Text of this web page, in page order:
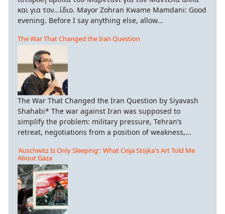
και για τον...ίδιο. Mayor Zohran Kwame Mamdani: Good
evening. Before I say anything else, allow...
The War That Changed the Iran Question
The War That Changed the Iran Question by Siyavash
Shahabi* The war against Iran was supposed to
simplify the problem: military pressure, Tehran’s
retreat, negotiations from a position of weakness,...
'Auschwitz Is Only Sleeping': What Ceija Stojka's Art Told Me
About Gaza